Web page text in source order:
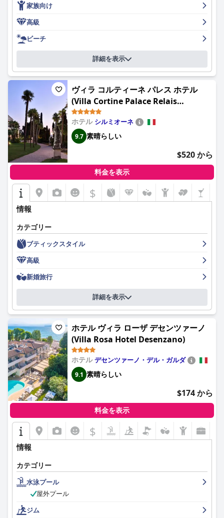
全体として、快適なベッドは、そのサイズと居心地の良さで主に
賞賛されていますが、硬さや枕の重さのばらつきに関するフィー
問題にもかかわらず、このホテルは引き続き快適で楽しい滞在を
提供しており、旅行者にとって高く評価されている選択肢となっ
ホテルの朝食は、あらゆる好みに合う高品質な食材を豊富に取り
揃え、湖畔の美しいテラスで楽しめる、料理の醍醐味としてしば
しば強調されます。ホテルのディナーも高く評価されており、特
にイル・ペスカトーレのテイスティングメニューとワインペアリ
ング、イル・ファジャーノの美味しい料理が人気です。サービス
が遅いと感じるゲストもいますが、パノラマの景色とレストラン
の行き届いたスタッフが食事体験を向上させます。
客室は、一般的に内装と清潔さで賞賛されていますが、防音や空
調などのアメニティについては賛否両論があります。しかし、全
体的な雰囲気と素晴らしい湖の景色が、快適で思い出に残る滞在
に貢献しています。ホテルの卓越した清潔さは、定期的な清掃と
手入れの行き届いた屋外スペースにより、敷地全体に及び、手付
かずの環境を保証します。
グランドホテル・ファザーノ＆ヴィラ・プリンチペのスタッフ
は、その気配りと親切さで常に称賛されており、全体的な肯定的
な体験に大きく貢献しています。サービスは一流で、ホテルのす
べてのエリアのスタッフが、ゲストのニーズを満たすために最善
を尽くしています。
ホテル内のスパは、サウナ、スチームルーム、温水プールなどの
豊富な施設を備えた注目すべき特徴であり、包括的なウェルネス
体験を提供します。ゲストは、このスパが格別で豪華であると感
じており、リラクゼーションのための最高の目的地としてのホテ
ルの評判に貢献しています。
屋内と屋外の両方のプールを含むプール複合施設は、手入れが行
き届いており、素晴らしい景色と豊富なアメニティを提供してい
ます。特に家族連れは、フレンドリーで行き届いたプールスタッ
フに満足しており、誰もが楽しくリラックスできる場所となって
客室の家具や特定のゲストサービスなど、改善の余地がいくつか
あるにもかかわらず、グランドホテル・ファザーノ＆ヴィラ・プ
リンチペでの全体的な体験は、エレガンスと贅沢に満ちていま
す。卓越したスタッフ、美しいロケーション、高品質のアメニテ
ィは、静かで贅沢な休暇を求める人々にとって、際立った目的地
となっています。
家族向け
高級
ビーチ
詳細を表示
ヴィラ コルティーネ パレス ホテル
(Villa Cortine Palace Relais
Chateaux)
ホテル シルミオーネ
9.7 素晴らしい
$520 から
料金を表示
$
情報
カテゴリー
ブティックスタイル
高級
新婚旅行
詳細を表示
ホテル ヴィラ ローザ デセンツァーノ
(Villa Rosa Hotel Desenzano)
ホテルデセンツァーノ・デル・ガルダ
9.1 素晴らしい
$174 から
料金を表示
$
情報
カテゴリー
水泳プール
屋外プール
ジム